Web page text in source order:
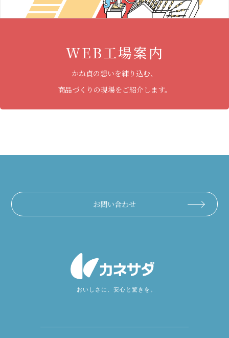
WEB工場案内
かね貞の想いを練り込む、
商品づくりの現場をご紹介します。
お問い合わせ